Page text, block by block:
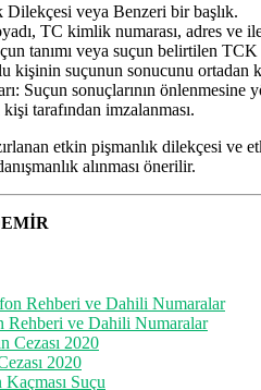
Dilekçesi veya Benzeri bir başlık.
TC kimlik numarası, adres ve
tanımı veya suçun belirtilen
kişinin suçunun sonucunu ortadan
Suçun sonuçlarının
tarafından imzalanması.
etkin pişmanlık dilekçesi ve
alınması önerilir.
Rehberi ve Dahili Numaralar
2020